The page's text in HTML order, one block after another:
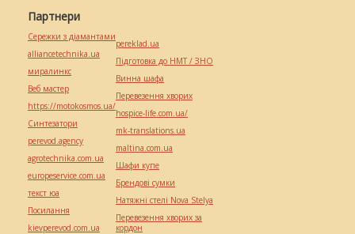
Партнери
Сережки з діамантами
alliancetechnika.ua
миралинкс
Веб мастер
https://motokosmos.ua/
Синтезатори
perevod.agency
agrotechnika.com.ua
europeservice.com.ua
текст юа
Посилання
kievperevod.com.ua
pereklad.ua
Підготовка до НМТ / ЗНО
Винна шафа
Перевезення хворих
hospice-life.com.ua/
mk-translations.ua
maltina.com.ua
Шафи купе
Брендові сумки
Натяжні стелі Nova Stelya
Перевезення хворих за
кордон